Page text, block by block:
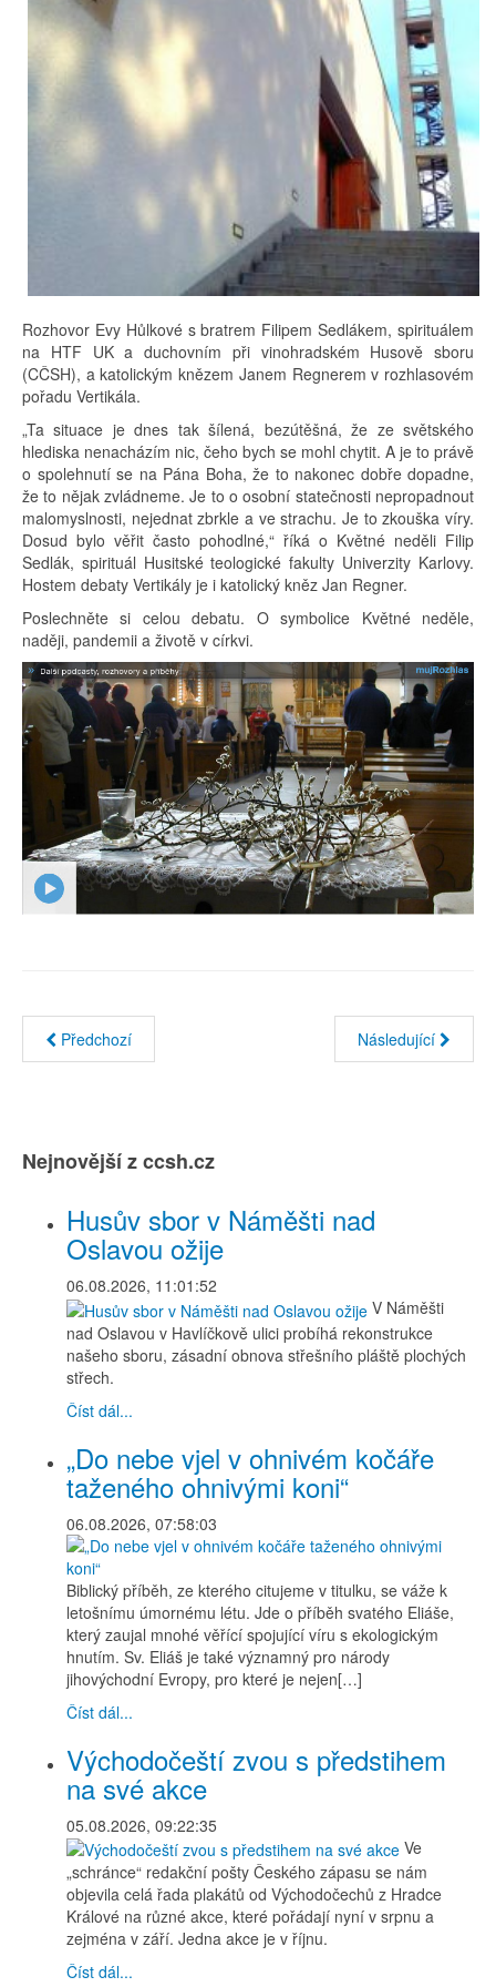
Rozhovor Evy Hůlkové s bratrem Filipem Sedlákem, spirituálem
na HTF UK a duchovním při vinohradském Husově sboru
(CČSH), a katolickým knězem Janem Regnerem v rozhlasovém
pořadu Vertikála.
„Ta situace je dnes tak šílená, bezútěšná, že ze světského
hlediska nenacházím nic, čeho bych se mohl chytit. A je to právě
o spolehnutí se na Pána Boha, že to nakonec dobře dopadne,
že to nějak zvládneme. Je to o osobní statečnosti nepropadnout
malomyslnosti, nejednat zbrkle a ve strachu. Je to zkouška víry.
Dosud bylo věřit často pohodlné,“ říká o Květné neděli Filip
Sedlák, spirituál Husitské teologické fakulty Univerzity Karlovy.
Hostem debaty Vertikály je i katolický kněz Jan Regner.
Poslechněte si celou debatu. O symbolice Květné neděle,
naději, pandemii a životě v církvi.
Předchozí Následující
Nejnovější z ccsh.cz
Husův sbor v Náměšti nad
Oslavou ožije
06.08.2026, 11:01:52
V Náměšti
nad Oslavou v Havlíčkově ulici probíhá rekonstrukce
našeho sboru, zásadní obnova střešního pláště plochých
střech.
Číst dál...
„Do nebe vjel v ohnivém kočáře
taženého ohnivými koni“
06.08.2026, 07:58:03
Biblický příběh, ze kterého citujeme v titulku, se váže k
letošnímu úmornému létu. Jde o příběh svatého Eliáše,
který zaujal mnohé věřící spojující víru s ekologickým
hnutím. Sv. Eliáš je také významný pro národy
jihovýchodní Evropy, pro které je nejen[…]
Číst dál...
Východočeští zvou s předstihem
na své akce
05.08.2026, 09:22:35
Ve
„schránce“ redakční pošty Českého zápasu se nám
objevila celá řada plakátů od Východočechů z Hradce
Králové na různé akce, které pořádají nyní v srpnu a
zejména v září. Jedna akce je v říjnu.
Číst dál...